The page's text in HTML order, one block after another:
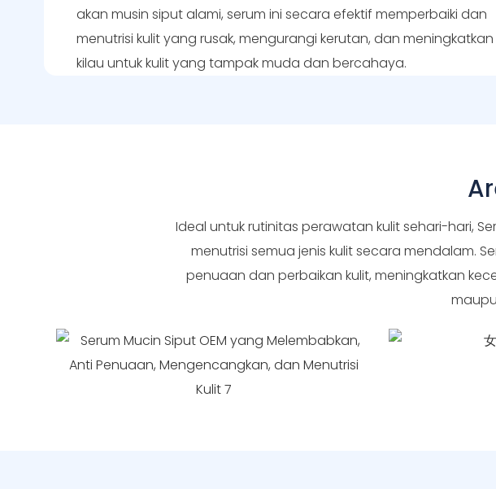
akan musin siput alami, serum ini secara efektif memperbaiki dan
menutrisi kulit yang rusak, mengurangi kerutan, dan meningkatkan
kilau untuk kulit yang tampak muda dan bercahaya.
Ideal untuk rutinitas perawatan kulit sehari-hari,
menutrisi semua jenis kulit secara mendalam.
penuaan dan perbaikan kulit, meningkatkan